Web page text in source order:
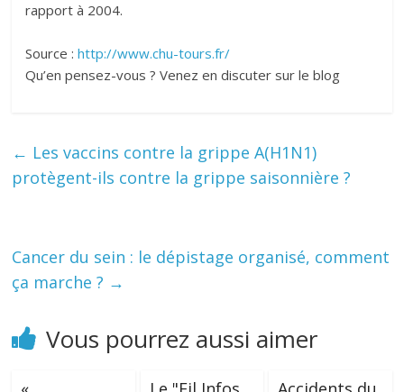
rapport à 2004.
Source :http://www.chu-tours.fr/
Qu’en pensez-vous ? Venez en discuter sur le blog
← Les vaccins contre la grippe A(H1N1)
protègent-ils contre la grippe saisonnière ?
Cancer du sein : le dépistage organisé, comment
ça marche ? →
Vous pourrez aussi aimer